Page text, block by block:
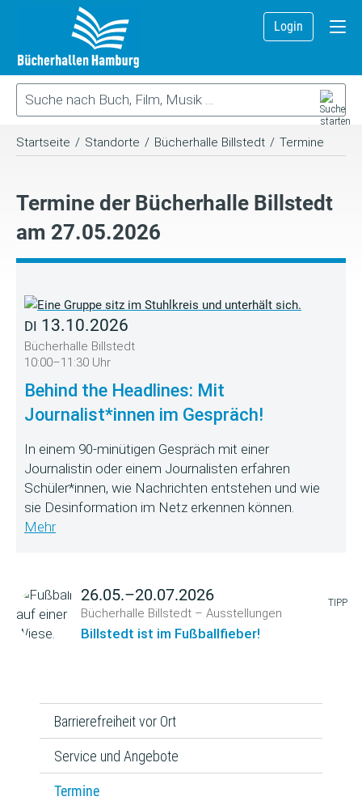
Login
Startseite / Standorte / Bücherhalle Billstedt / Termine
Termine der Bücherhalle Billstedt
am 27.05.2026
DI 13.10.2026
Bücherhalle Billstedt
10:00–11:30 Uhr
Behind the Headlines: Mit
Journalist*innen im Gespräch!
In einem 90-minütigen Gespräch mit einer
Journalistin oder einem Journalisten erfahren
Schüler*innen, wie Nachrichten entstehen und wie
sie Desinformation im Netz erkennen können.
Mehr
TIPP
26.05.–20.07.2026
Bücherhalle Billstedt – Ausstellungen
Billstedt ist im Fußballfieber!
Barrierefreiheit vor Ort
Service und Angebote
Termine